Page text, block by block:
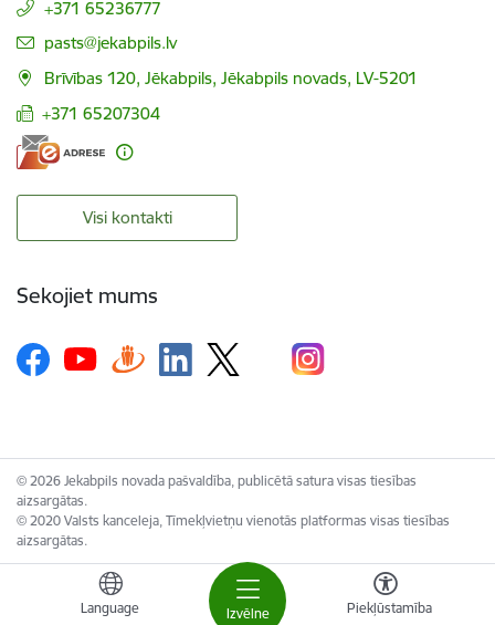
Izvēlne
Language Piekļūstamība
+371 65236777
E-pasts:
pasts@jekabpils.lv
Brīvības 120, Jēkabpils, Jēkabpils novads, LV-5201
+371 65207304
Visi kontakti
Sekojiet mums
© 2026 Jekabpils novada pašvaldība, publicētā satura visas tiesības
aizsargātas.
© 2020 Valsts kanceleja, Tīmekļvietņu vienotās platformas visas tiesības
aizsargātas.